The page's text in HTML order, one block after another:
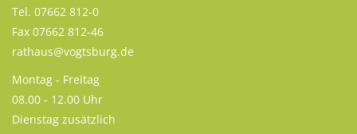
Tel. 07662 812-0
Fax 07662 812-46
rathaus@vogtsburg.de
Montag - Freitag
08.00 - 12.00 Uhr
Dienstag zusätzlich